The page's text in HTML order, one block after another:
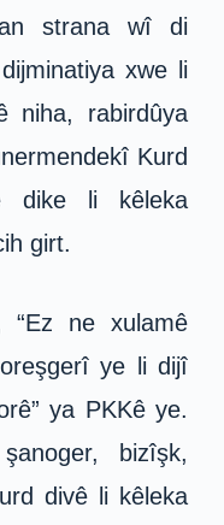
strana wî di
xwe li
niha, rabirdûya
Kurd
dike li kêleka
girt.
“Ez ne xulamê
ye li dijî
ya PKKê ye.
bizîşk,
divê li kêleka